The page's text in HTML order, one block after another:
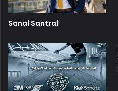
Sanal Santral